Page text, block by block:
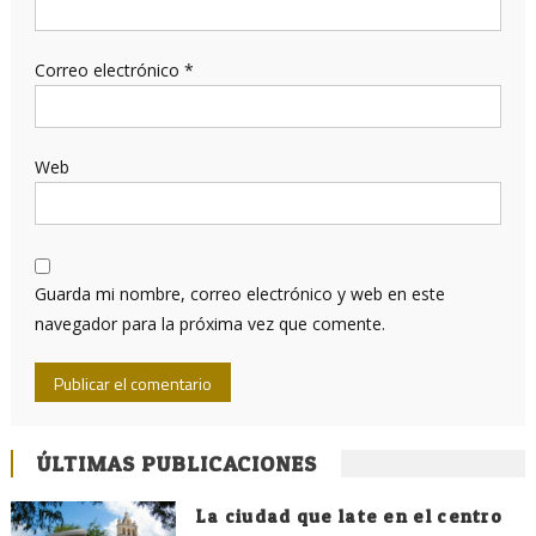
Correo electrónico *
Web
Guarda mi nombre, correo electrónico y web en este
navegador para la próxima vez que comente.
ÚLTIMAS PUBLICACIONES
La ciudad que late en el centro